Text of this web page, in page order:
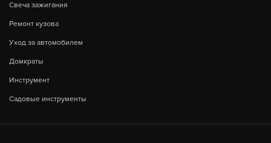
Свеча зажигания
Ремонт кузова
Уход за автомобилем
Домкраты
Инструмент
Садовые инструменты